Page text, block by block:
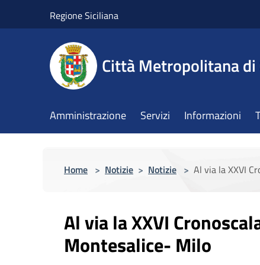
Regione Siciliana
Città Metropolitana di
Amministrazione Servizi Informazioni
Home > Notizie > Notizie > Al via la XXVI
Al via la XXVI
Montesalice- Milo